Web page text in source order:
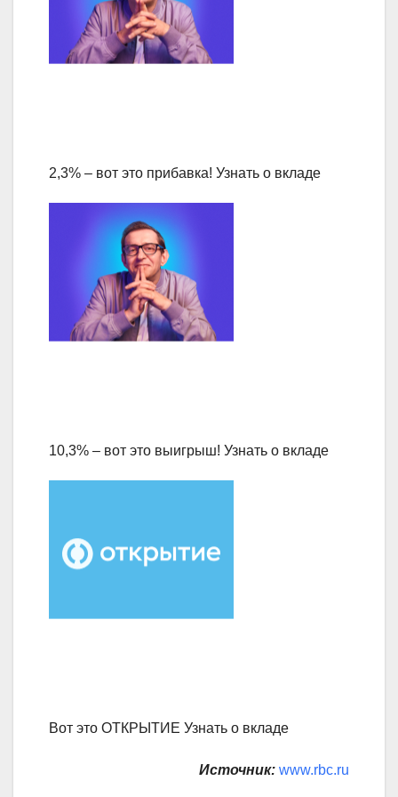
2,3% – вот это прибавка! Узнать о вкладе
10,3% – вот это выигрыш! Узнать о вкладе
Вот это ОТКРЫТИЕ Узнать о вкладе
Источник: www.rbc.ru